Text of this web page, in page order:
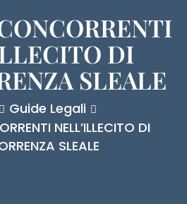
DI
SLEALE
Guide Legali
NELL’ILLECITO DI
SLEALE